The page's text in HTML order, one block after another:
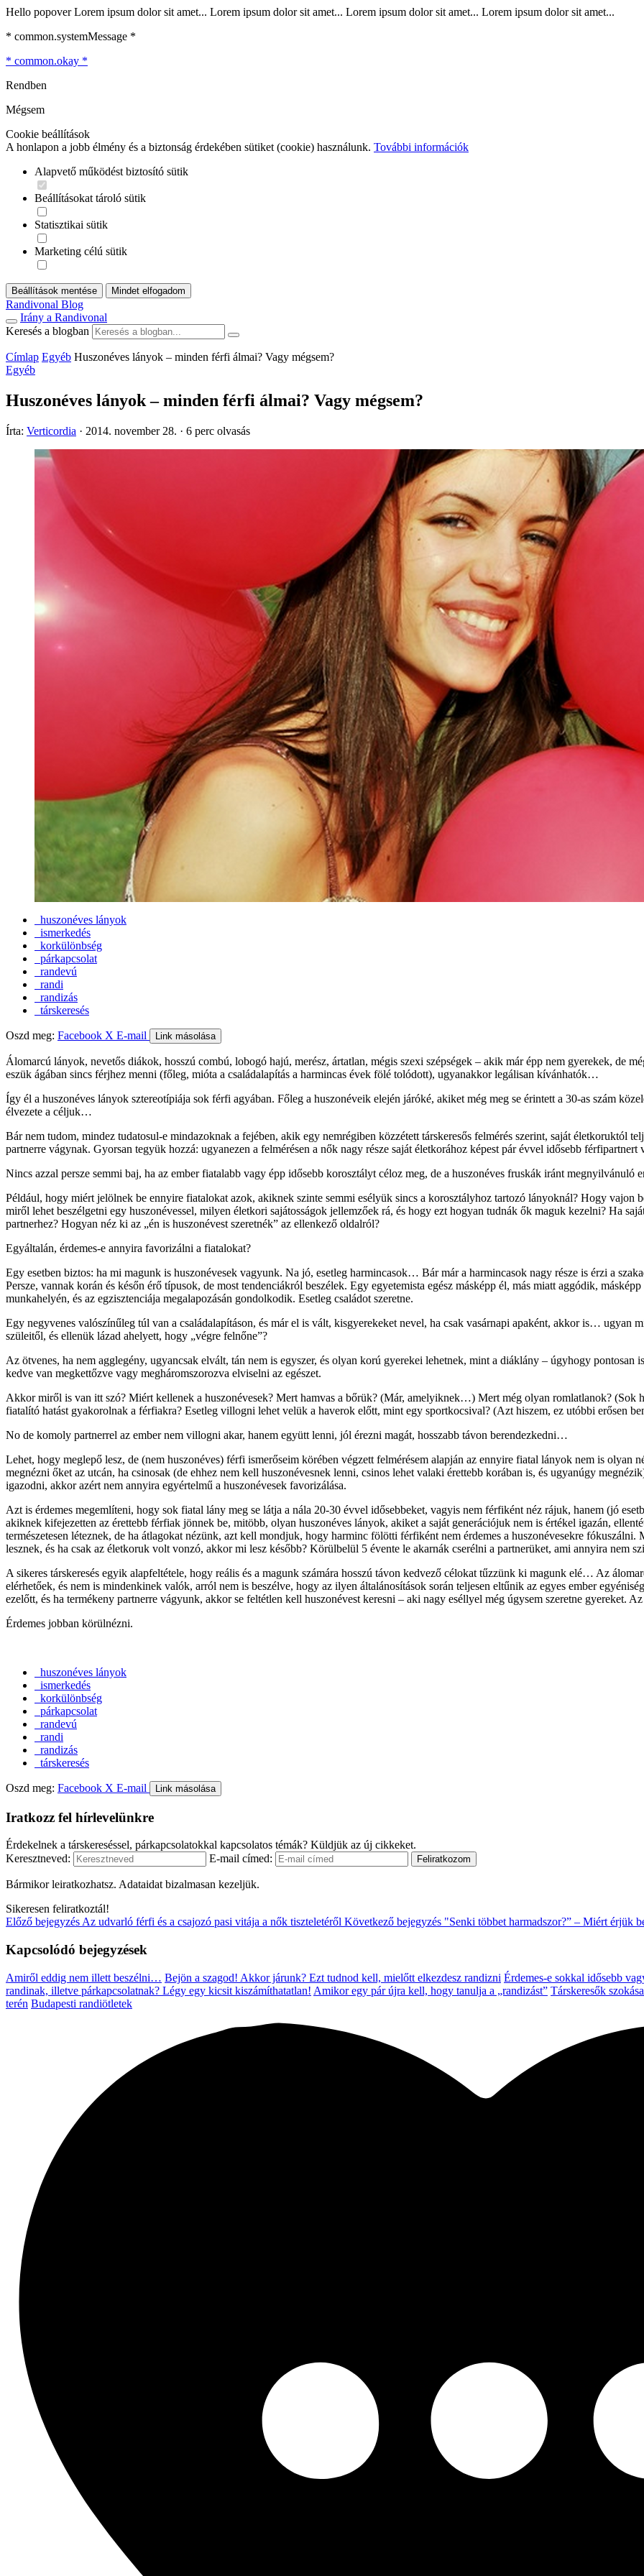
Hello popover Lorem ipsum dolor sit amet... Lorem ipsum dolor sit amet... Lorem ipsum dolor sit amet... Lorem ipsum dolor sit amet...
* common.systemMessage *
* common.okay *
Rendben
Mégsem
Cookie beállítások
A honlapon a jobb élmény és a biztonság érdekében sütiket (cookie) használunk. További információk
Alapvető működést biztosító sütik
Beállításokat tároló sütik
Statisztikai sütik
Marketing célú sütik
Beállítások mentése Mindet elfogadom
Randivonal Blog
Irány a Randivonal
Keresés a blogban
Címlap Egyéb Huszonéves lányok – minden férfi álmai? Vagy mégsem?
Egyéb
Huszonéves lányok – minden férfi álmai? Vagy mégsem?
Írta: Verticordia · 2014. november 28. · 6 perc olvasás
huszonéves lányok
ismerkedés
korkülönbség
párkapcsolat
randevú
randi
randizás
társkeresés
Oszd meg: Facebook X E-mail Link másolása
Álomarcú lányok, nevetős diákok, hosszú combú, lobogó hajú, merész, ártatlan, mégis szexi szépségek – akik már épp nem gyerekek, de
eszük ágában sincs férjhez menni (főleg, mióta a családalapítás a harmincas évek fölé tolódott), ugyanakkor legálisan kívánhatók…
Így él a huszonéves lányok sztereotípiája sok férfi agyában. Főleg a huszonéveik elején járóké, akiket még meg se érintett a 30-as szám
élvezete a céljuk…
Bár nem tudom, mindez tudatosul-e mindazoknak a fejében, akik egy nemrégiben közzétett társkeresős felmérés szerint, saját életkoruktól
partnerre vágynak. Gyorsan tegyük hozzá: ugyanezen a felmérésen a nők nagy része saját életkorához képest pár évvel idősebb férfipartnert
Nincs azzal persze semmi baj, ha az ember fiatalabb vagy épp idősebb korosztályt céloz meg, de a huszonéves fruskák iránt megnyilvánuló
Például, hogy miért jelölnek be ennyire fiatalokat azok, akiknek szinte semmi esélyük sincs a korosztályhoz tartozó lányoknál? Hogy vajon
miről lehet beszélgetni egy huszonévessel, milyen életkori sajátosságok jellemzőek rá, és hogy ezt hogyan tudnák ők maguk kezelni? Ha
partnerhez? Hogyan néz ki az „én is huszonévest szeretnék” az ellenkező oldalról?
Egyáltalán, érdemes-e annyira favorizálni a fiatalokat?
Egy esetben biztos: ha mi magunk is huszonévesek vagyunk. Na jó, esetleg harmincasok… Bár már a harmincasok nagy része is érzi a
Persze, vannak korán és későn érő típusok, de most tendenciákról beszélek. Egy egyetemista egész másképp él, más miatt aggódik,
munkahelyén, és az egzisztenciája megalapozásán gondolkodik. Esetleg családot szeretne.
Egy negyvenes valószínűleg túl van a családalapításon, és már el is vált, kisgyerekeket nevel, ha csak vasárnapi apaként, akkor is… ugyan
szüleitől, és ellenük lázad ahelyett, hogy „végre felnőne”?
Az ötvenes, ha nem agglegény, ugyancsak elvált, tán nem is egyszer, és olyan korú gyerekei lehetnek, mint a diáklány – úgyhogy pontosan
kedve van megkettőzve vagy megháromszorozva elviselni az egészet.
Akkor miről is van itt szó? Miért kellenek a huszonévesek? Mert hamvas a bőrük? (Már, amelyiknek…) Mert még olyan romlatlanok? (Sok
fiatalító hatást gyakorolnak a férfiakra? Esetleg villogni lehet velük a haverok előtt, mint egy sportkocsival? (Azt hiszem, ez utóbbi erősen
No de komoly partnerrel az ember nem villogni akar, hanem együtt lenni, jól érezni magát, hosszabb távon berendezkedni…
Lehet, hogy meglepő lesz, de (nem huszonéves) férfi ismerőseim körében végzett felmérésem alapján az ennyire fiatal lányok nem is olyan
megnézni őket az utcán, ha csinosak (de ehhez nem kell huszonévesnek lenni, csinos lehet valaki érettebb korában is, és ugyanúgy
igazodni, akkor azért nem annyira egyértelmű a huszonévesek favorizálása.
Azt is érdemes megemlíteni, hogy sok fiatal lány meg se látja a nála 20-30 évvel idősebbeket, vagyis nem férfiként néz rájuk, hanem (jó
akiknek kifejezetten az érettebb férfiak jönnek be, mitöbb, olyan huszonéves lányok, akiket a saját generációjuk nem is értékel igazán,
természetesen léteznek, de ha átlagokat nézünk, azt kell mondjuk, hogy harminc fölötti férfiként nem érdemes a huszonévesekre fókuszálni.
lesznek, és ha csak az életkoruk volt vonzó, akkor mi lesz később? Körülbelül 5 évente le akarnák cserélni a partnerüket, ami annyira nem
A sikeres társkeresés egyik alapfeltétele, hogy reális és a magunk számára hosszú távon kedvező célokat tűzzünk ki magunk elé… Az
elérhetőek, és nem is mindenkinek valók, arról nem is beszélve, hogy az ilyen általánosítások során teljesen eltűnik az egyes ember
ezelőtt, és ha termékeny partnerre vágyunk, akkor se feltétlen kell huszonévest keresni – aki nagy eséllyel még úgysem szeretne gyereket.
Érdemes jobban körülnézni.
huszonéves lányok
ismerkedés
korkülönbség
párkapcsolat
randevú
randi
randizás
társkeresés
Oszd meg: Facebook X E-mail Link másolása
Iratkozz fel hírlevelünkre
Érdekelnek a társkereséssel, párkapcsolatokkal kapcsolatos témák? Küldjük az új cikkeket.
Keresztneved:
E-mail címed:
Bármikor leiratkozhatsz. Adataidat bizalmasan kezeljük.
Sikeresen feliratkoztál!
Előző bejegyzés Az udvarló férfi és a csajozó pasi vitája a nők tiszteletéről Következő bejegyzés "Senki többet harmadszor?” – Miért érjük
Kapcsolódó bejegyzések
Amiről eddig nem illett beszélni… Bejön a szagod! Akkor járunk? Ezt tudnod kell, mielőtt elkezdesz randizni Érdemes-e sokkal idősebb
randinak, illetve párkapcsolatnak? Légy egy kicsit kiszámíthatatlan! Amikor egy pár újra kell, hogy tanulja a „randizást” Társkeresők
terén Budapesti randiötletek